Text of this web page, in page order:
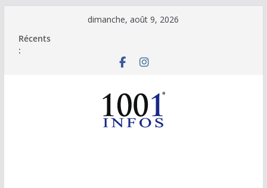
contenu
dimanche, août 9, 2026
Récents
: